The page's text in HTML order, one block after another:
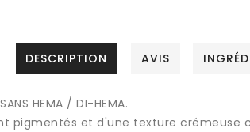
DESCRIPTION AVIS
HEMA / DI-HEMA.
pigmentés et d'une texture